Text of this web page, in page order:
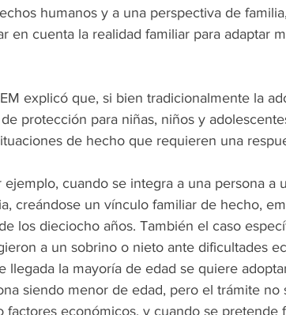
humanos y a una perspectiva de
en cuenta la realidad familiar para adaptar
explicó que, si bien tradicionalmente la
protección para niñas, niños y
de hecho que requieren una
ejemplo, cuando se integra a una persona a
creándose un vínculo familiar de hecho,
los dieciocho años. También el caso
a un sobrino o nieto ante dificultades
llegada la mayoría de edad se quiere
siendo menor de edad, pero el trámite no
factores económicos, y cuando se pretende